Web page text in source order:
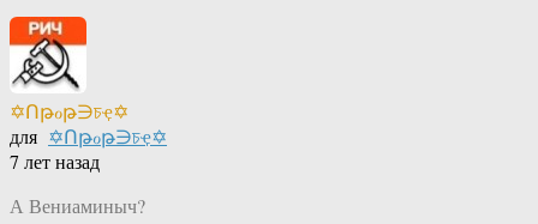
✡Ոթℴթ∋চҿ✡
для ✡Ոթℴթ∋চҿ✡
7 лет назад
А Вениаминыч?